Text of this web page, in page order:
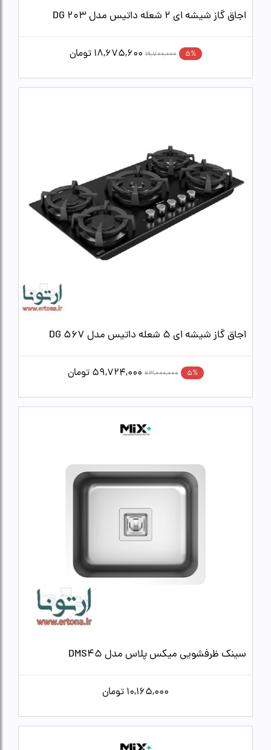
اجاق گاز شیشه ای 2 شعله داتیس مدل DG 203
5%
19,700,000
18,675,600 تومان
اجاق گاز شیشه ای 5 شعله داتیس مدل DG 567
5%
63,000,000
59,724,000 تومان
سینک ظرفشویی میکس پلاس مدل DMS45
10,165,000 تومان